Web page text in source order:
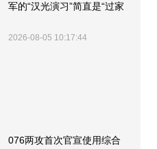
军的“汉光演习”简直是“过家
2026-08-05 10:17:44
076两攻首次官宣使用综合